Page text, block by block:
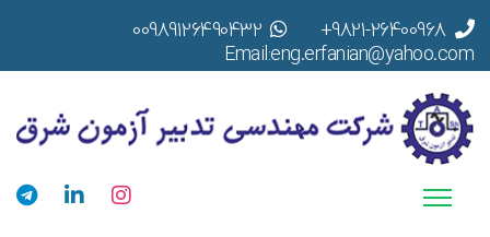
9821-26400968+
00989126490432
Email:eng.erfanian@yahoo.com